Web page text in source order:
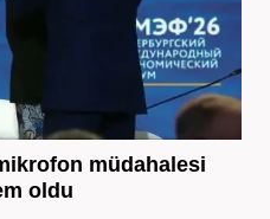
müdahalesi
oldu